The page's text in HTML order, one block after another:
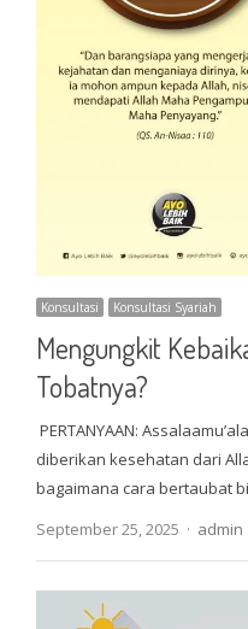
Konsultasi Konsultasi Syariah
Mengungkit
Tobatnya?
PERTANYAAN:
diberikan kesehatan dari
bagaimana cara bertaubat
September 25, 2025
Author
admin